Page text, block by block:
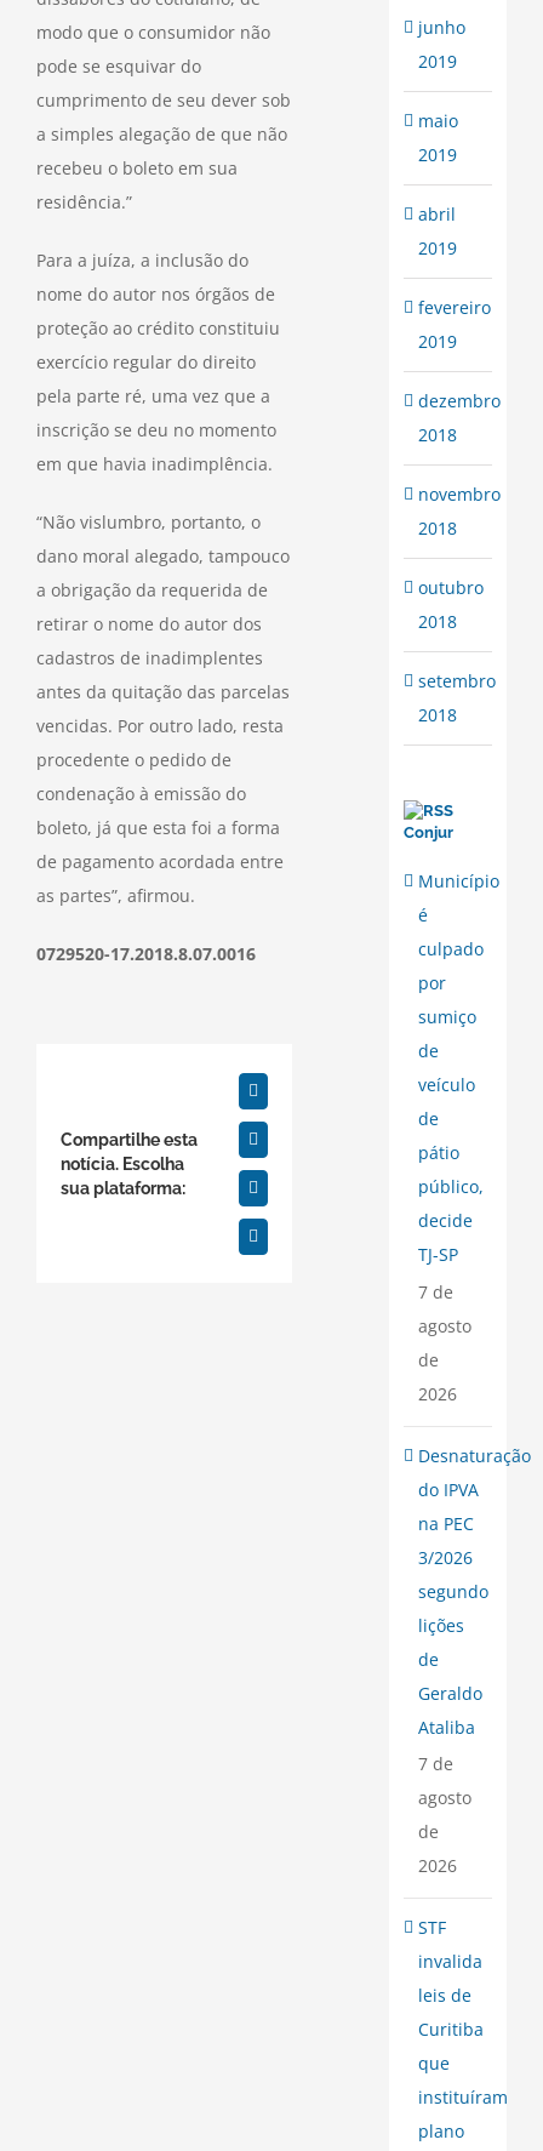
modo que o consumidor não
pode se esquivar do
cumprimento de seu dever sob
a simples alegação de que não
recebeu o boleto em sua
residência.”
Para a juíza, a inclusão do
nome do autor nos órgãos de
proteção ao crédito constituiu
exercício regular do direito
pela parte ré, uma vez que a
inscrição se deu no momento
em que havia inadimplência.
“Não vislumbro, portanto, o
dano moral alegado, tampouco
a obrigação da requerida de
retirar o nome do autor dos
cadastros de inadimplentes
antes da quitação das parcelas
vencidas. Por outro lado, resta
procedente o pedido de
condenação à emissão do
boleto, já que esta foi a forma
de pagamento acordada entre
as partes”, afirmou.
0729520-17.2018.8.07.0016
Compartilhe esta
notícia. Escolha
sua plataforma:
Facebook
Twitter
WhatsApp
E-
mail
junho
2019
maio
2019
abril
2019
fevereiro
2019
dezembro
2018
novembro
2018
outubro
2018
setembro
2018
Conjur
Município
é
culpado
por
sumiço
de
veículo
de
pátio
público,
decide
TJ-SP
7 de
agosto
de
2026
Desnaturação
do IPVA
na PEC
3/2026
segundo
lições
de
Geraldo
Ataliba
7 de
agosto
de
2026
STF
invalida
leis de
Curitiba
que
instituíram
plano